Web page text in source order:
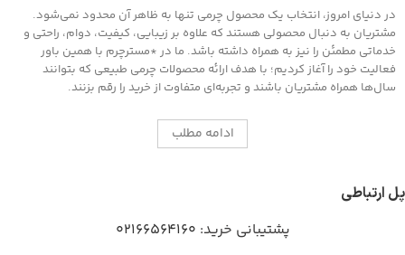
در دنیای امروز، انتخاب یک محصول چرمی تنها به ظاهر آن محدود نمی‌شود.
مشتریان به دنبال محصولی هستند که علاوه بر زیبایی، کیفیت، دوام، راحتی و
خدماتی مطمئن را نیز به همراه داشته باشد. ما در *مسترچرم با همین باور
فعالیت خود را آغاز کردیم؛ با هدف ارائه محصولات چرمی طبیعی که بتوانند
سال‌ها همراه مشتریان باشند و تجربه‌ای متفاوت از خرید را رقم بزنند.
ادامه مطلب
پل ارتباطی
پشتیبانی خرید: 02166564160